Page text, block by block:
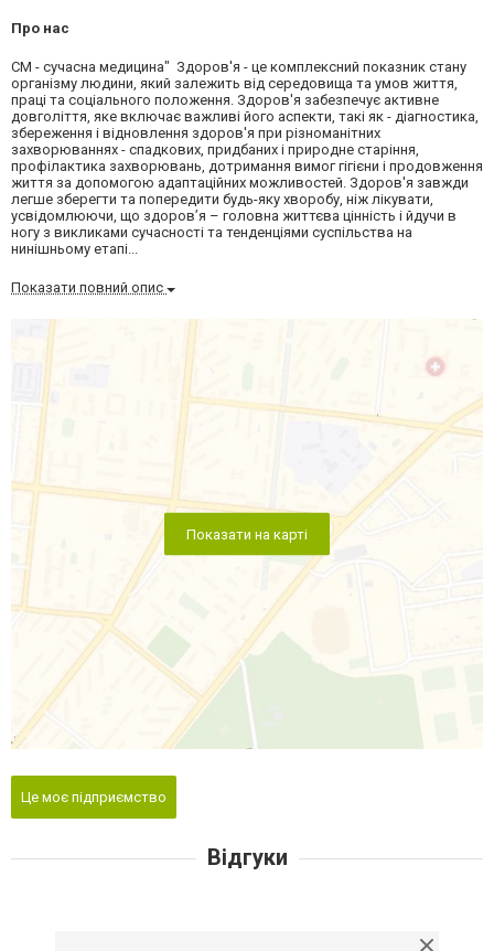
Про нас
СМ - сучасна медицина" Здоров'я - це комплексний показник стану
організму людини, який залежить від середовища та умов життя,
праці та соціального положення. Здоров'я забезпечує активне
довголіття, яке включає важливі його аспекти, такі як - діагностика,
збереження і відновлення здоров'я при різноманітних
захворюваннях - спадкових, придбаних і природне старіння,
профілактика захворювань, дотримання вимог гігієни і продовження
життя за допомогою адаптаційних можливостей. Здоров'я завжди
легше зберегти та попередити будь-яку хворобу, ніж лікувати,
усвідомлюючи, що здоров’я – головна життєва цінність і йдучи в
ногу з викликами сучасності та тенденціями суспільства на
нинішньому етапі...
Показати повний опис
Показати на карті
Це моє підприємство
Відгуки